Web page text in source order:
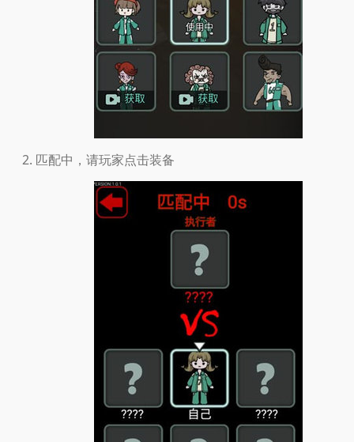
匹配中，请玩家点击装备